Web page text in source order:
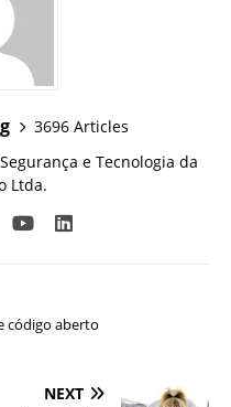
3696 Articles
e Tecnologia da
Ltda.
código aberto
NEXT